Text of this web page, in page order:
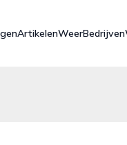
ArtikelenWeerBedrijven